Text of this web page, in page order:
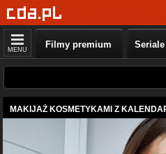
MENU Filmy premium
MAKIJAŻ KOSMETYKAMI Z